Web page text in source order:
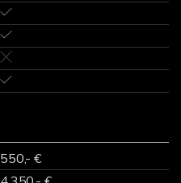
550,- €